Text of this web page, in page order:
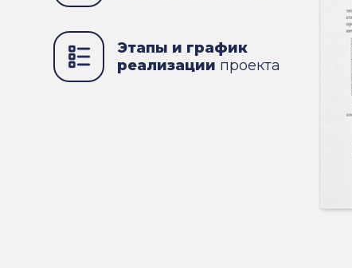
Этапы и график
реализации проекта